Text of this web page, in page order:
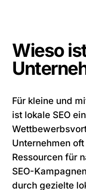
Wieso
Für kleine und
ist lokale SEO
Unternehmen
Ressourcen für
SEO-
durch gezielte